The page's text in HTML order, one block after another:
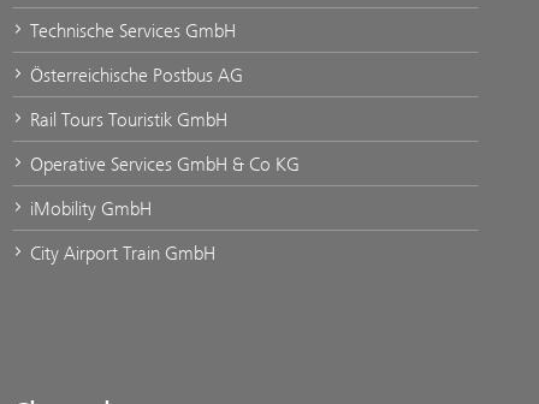
Technische Services GmbH
Österreichische Postbus AG
Rail Tours Touristik GmbH
Operative Services GmbH & Co KG
iMobility GmbH
City Airport Train GmbH